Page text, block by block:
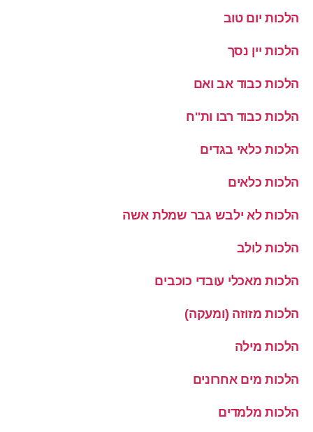
הלכות יום טוב
הלכות יין נסך
הלכות כבוד אב ואם
הלכות כבוד רבו ות''ח
הלכות כלאי בגדים
הלכות כלאים
הלכות לא ילבש גבר שמלת אשה
הלכות לולב
הלכות מאכלי עובדי כוכבים
הלכות מזוזה (ומעקה)
הלכות מילה
הלכות מים אחרונים
הלכות מלמדים